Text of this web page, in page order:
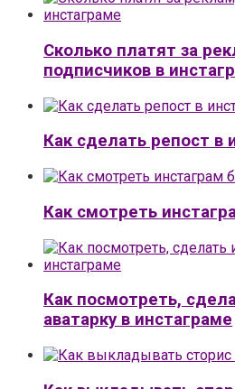
Сколько платят за
подписчиков в
Как сделать репост в
Как смотреть
Как посмотреть,
аватарку в инстаграме